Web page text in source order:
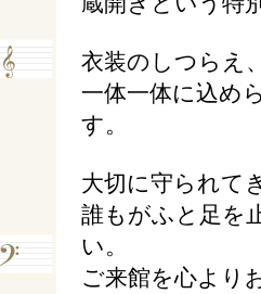
衣装のしつらえ
一体一体に込め
す。
大切に守られて
誰もがふと足を
い。
ご来館を心より